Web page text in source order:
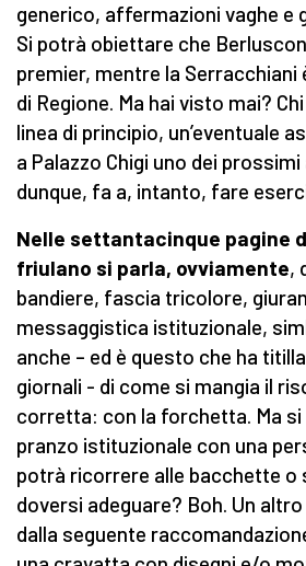
generico, affermazioni vaghe e
Si potrà obiettare che
premier, mentre la Serracchiani
di Regione. Ma hai visto mai?
linea di principio, un’eventuale
a Palazzo Chigi uno dei prossimi
dunque, fa a, intanto, fare
Nelle settantacinque pagine
friulano si parla, ovviamente,
bandiere, fascia tricolore,
messaggistica istituzionale,
anche – ed è questo che ha
giornali - di come si mangia il
corretta: con la forchetta. Ma
pranzo istituzionale con una
potrà ricorrere alle bacchette o
doversi adeguare? Boh. Un
dalla seguente